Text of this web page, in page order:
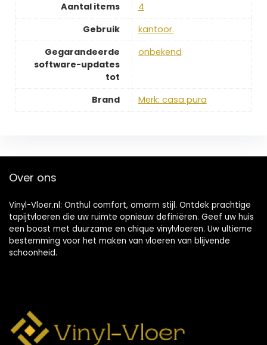
Aantal items
‎4
Gebruik
‎kantoor.
Gegarandeerde
software-updates
tot
‎onbekend
Brand Merk: casa pura
Over ons
Vinyl-Vloer.nl: Onthul comfort, omarm stijl. Ontdek prachtige
tapijtvloeren die uw ruimte opnieuw definiëren. Geef uw huis
een boost met duurzame en chique vinylvloeren. Uw ultieme
bestemming voor het maken van vloeren van blijvende
schoonheid.